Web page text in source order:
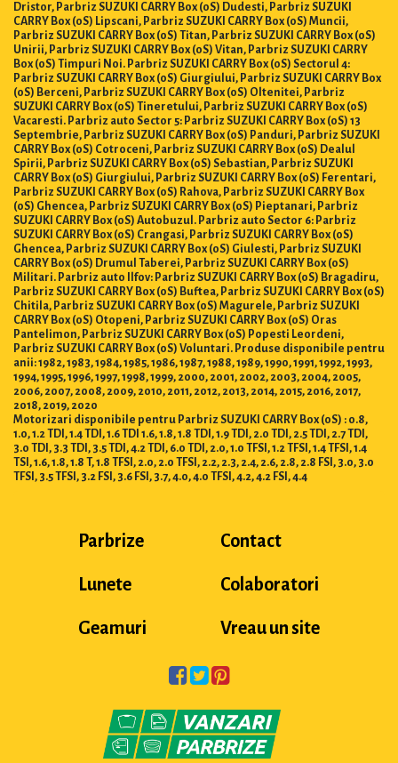
Dristor, Parbriz SUZUKI CARRY Box (0S) Dudesti, Parbriz SUZUKI
CARRY Box (0S) Lipscani, Parbriz SUZUKI CARRY Box (0S) Muncii,
Parbriz SUZUKI CARRY Box (0S) Titan, Parbriz SUZUKI CARRY Box (0S)
Unirii, Parbriz SUZUKI CARRY Box (0S) Vitan, Parbriz SUZUKI CARRY
Box (0S) Timpuri Noi. Parbriz SUZUKI CARRY Box (0S) Sectorul 4:
Parbriz SUZUKI CARRY Box (0S) Giurgiului, Parbriz SUZUKI CARRY Box
(0S) Berceni, Parbriz SUZUKI CARRY Box (0S) Oltenitei, Parbriz
SUZUKI CARRY Box (0S) Tineretului, Parbriz SUZUKI CARRY Box (0S)
Vacaresti. Parbriz auto Sector 5: Parbriz SUZUKI CARRY Box (0S) 13
Septembrie, Parbriz SUZUKI CARRY Box (0S) Panduri, Parbriz SUZUKI
CARRY Box (0S) Cotroceni, Parbriz SUZUKI CARRY Box (0S) Dealul
Spirii, Parbriz SUZUKI CARRY Box (0S) Sebastian, Parbriz SUZUKI
CARRY Box (0S) Giurgiului, Parbriz SUZUKI CARRY Box (0S) Ferentari,
Parbriz SUZUKI CARRY Box (0S) Rahova, Parbriz SUZUKI CARRY Box
(0S) Ghencea, Parbriz SUZUKI CARRY Box (0S) Pieptanari, Parbriz
SUZUKI CARRY Box (0S) Autobuzul. Parbriz auto Sector 6: Parbriz
SUZUKI CARRY Box (0S) Crangasi, Parbriz SUZUKI CARRY Box (0S)
Ghencea, Parbriz SUZUKI CARRY Box (0S) Giulesti, Parbriz SUZUKI
CARRY Box (0S) Drumul Taberei, Parbriz SUZUKI CARRY Box (0S)
Militari. Parbriz auto Ilfov: Parbriz SUZUKI CARRY Box (0S) Bragadiru,
Parbriz SUZUKI CARRY Box (0S) Buftea, Parbriz SUZUKI CARRY Box (0S)
Chitila, Parbriz SUZUKI CARRY Box (0S) Magurele, Parbriz SUZUKI
CARRY Box (0S) Otopeni, Parbriz SUZUKI CARRY Box (0S) Oras
Pantelimon, Parbriz SUZUKI CARRY Box (0S) Popesti Leordeni,
Parbriz SUZUKI CARRY Box (0S) Voluntari. Produse disponibile pentru
anii: 1982, 1983, 1984, 1985, 1986, 1987, 1988, 1989, 1990, 1991, 1992, 1993,
1994, 1995, 1996, 1997, 1998, 1999, 2000, 2001, 2002, 2003, 2004, 2005,
2006, 2007, 2008, 2009, 2010, 2011, 2012, 2013, 2014, 2015, 2016, 2017,
2018, 2019, 2020
Motorizari disponibile pentru Parbriz SUZUKI CARRY Box (0S) : 0.8,
1.0, 1.2 TDI, 1.4 TDI, 1.6 TDI 1.6, 1.8, 1.8 TDI, 1.9 TDI, 2.0 TDI, 2.5 TDI, 2.7 TDI,
3.0 TDI, 3.3 TDI, 3.5 TDI, 4.2 TDI, 6.0 TDI, 2.0, 1.0 TFSI, 1.2 TFSI, 1.4 TFSI, 1.4
TSI, 1.6, 1.8, 1.8 T, 1.8 TFSI, 2.0, 2.0 TFSI, 2.2, 2.3, 2.4, 2.6, 2.8, 2.8 FSI, 3.0, 3.0
TFSI, 3.5 TFSI, 3.2 FSI, 3.6 FSI, 3.7, 4.0, 4.0 TFSI, 4.2, 4.2 FSI, 4.4
Parbrize
Lunete
Geamuri
Contact
Colaboratori
Vreau un site